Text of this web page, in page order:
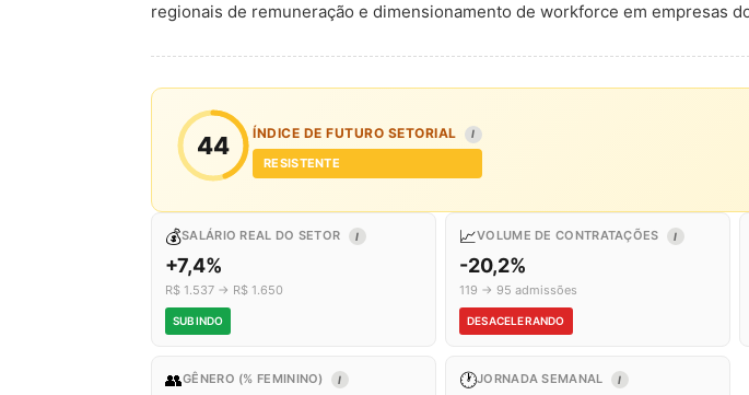
regionais de remuneração e dimensionamento de workforce em empresas
44 ÍNDICE DE FUTURO SETORIAL I
RESISTENTE
💰SALÁRIO REAL DO SETOR I
+7,4%
R$ 1.537 → R$ 1.650
SUBINDO
📈VOLUME DE CONTRATAÇÕES I
-20,2%
119 → 95 admissões
DESACELERANDO
👥GÊNERO (% FEMININO) I 🕐JORNADA SEMANAL I